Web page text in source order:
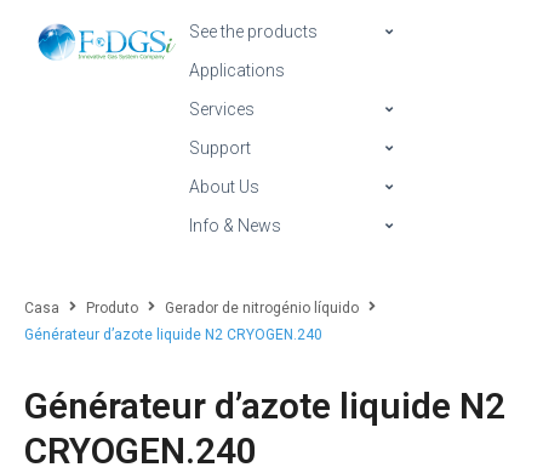
See the products
Applications
Services
Support
About Us
Info & News
Casa Produto
Gerador de nitrogénio líquido
Générateur d’azote liquide N2 CRYOGEN.240
Générateur d’azote liquide N2
CRYOGEN.240